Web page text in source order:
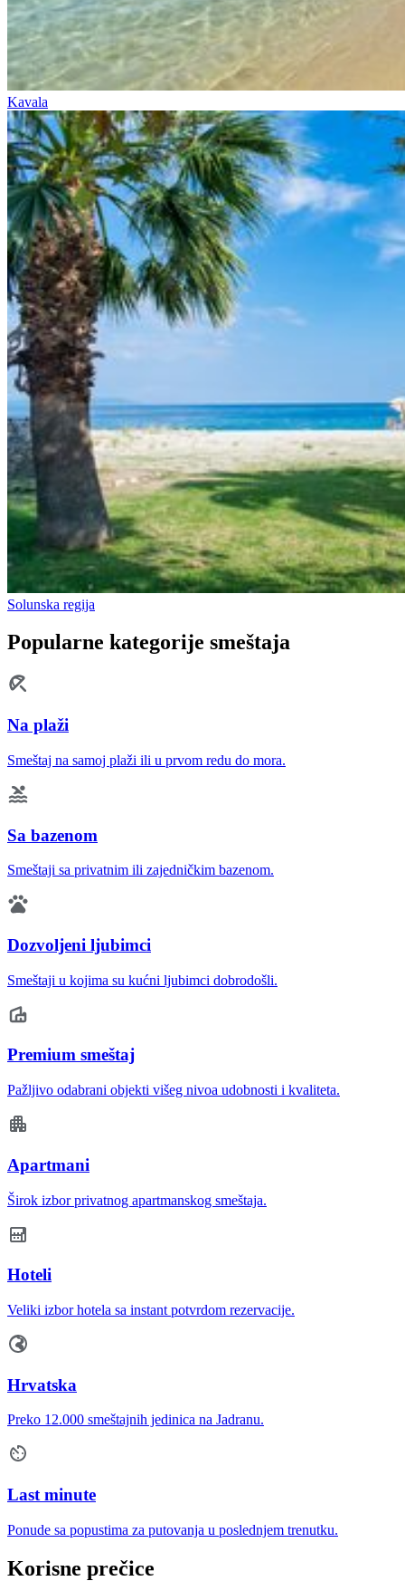
Kavala
Solunska regija
Popularne kategorije smeštaja
Na plaži
Smeštaj na samoj plaži ili u prvom redu do mora.
Sa bazenom
Smeštaji sa privatnim ili zajedničkim bazenom.
Dozvoljeni ljubimci
Smeštaji u kojima su kućni ljubimci dobrodošli.
Premium smeštaj
Pažljivo odabrani objekti višeg nivoa udobnosti i kvaliteta.
Apartmani
Širok izbor privatnog apartmanskog smeštaja.
Hoteli
Veliki izbor hotela sa instant potvrdom rezervacije.
Hrvatska
Preko 12.000 smeštajnih jedinica na Jadranu.
Last minute
Ponude sa popustima za putovanja u poslednjem trenutku.
Korisne prečice